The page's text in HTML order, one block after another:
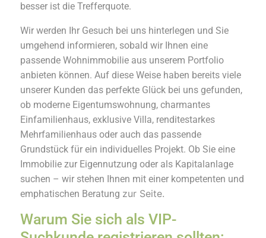
besser ist die Trefferquote.
Wir werden Ihr Gesuch bei uns hinterlegen und Sie
umgehend informieren, sobald wir Ihnen eine
passende Wohnimmobilie aus unserem Portfolio
anbieten können. Auf diese Weise haben bereits viele
unserer Kunden das perfekte Glück bei uns gefunden,
ob moderne Eigentumswohnung, charmantes
Einfamilienhaus, exklusive Villa, renditestarkes
Mehrfamilienhaus oder auch das passende
Grundstück für ein individuelles Projekt. Ob Sie eine
Immobilie zur Eigennutzung oder als Kapitalanlage
suchen – wir stehen Ihnen mit einer kompetenten und
emphatischen Beratung zur Seite.
Warum Sie sich als VIP-